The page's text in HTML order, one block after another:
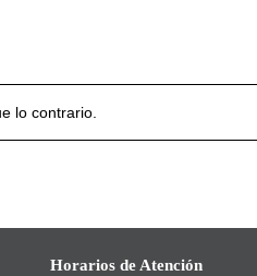
lo contrario.
Horarios de Atención